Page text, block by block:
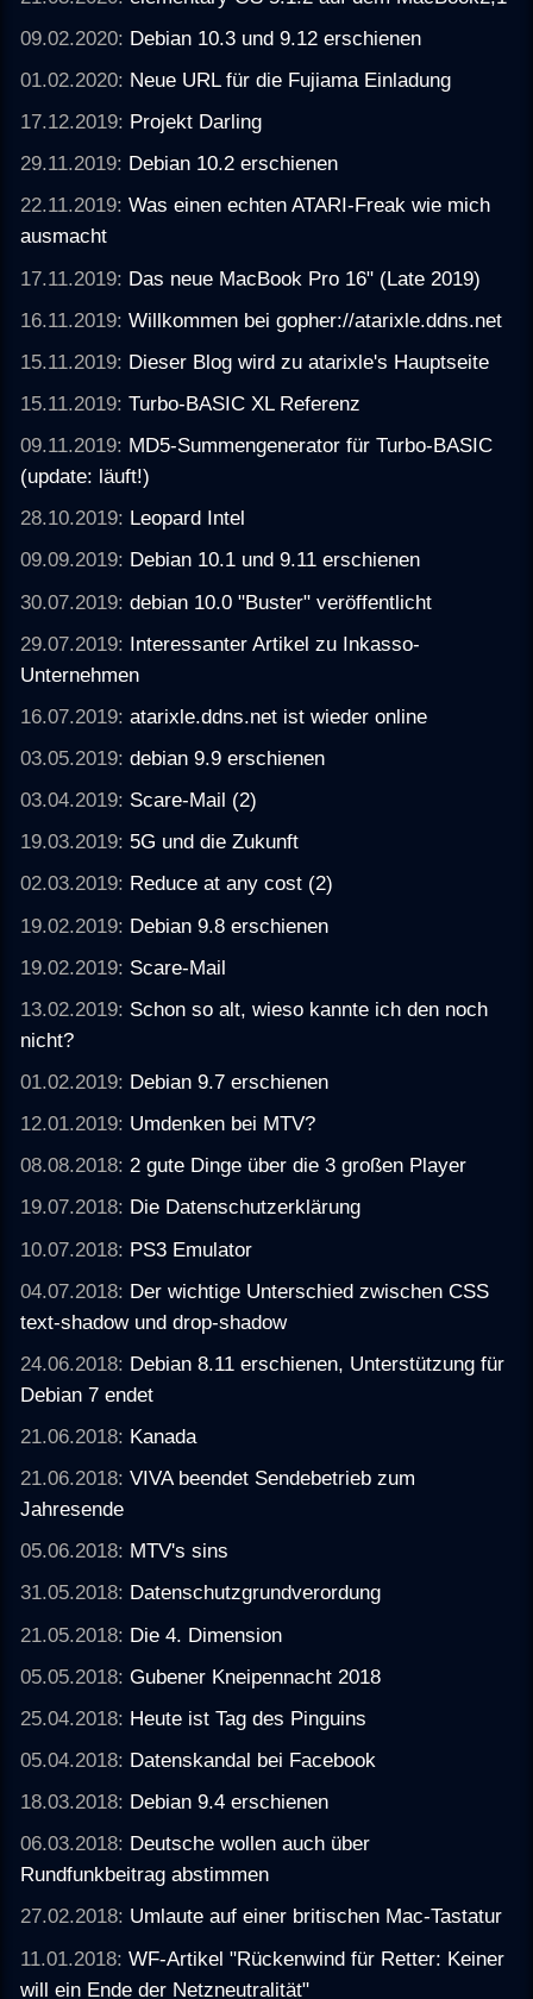
09.02.2020: Debian 10.3 und 9.12 erschienen
01.02.2020: Neue URL für die Fujiama Einladung
17.12.2019: Projekt Darling
29.11.2019: Debian 10.2 erschienen
22.11.2019:Was einen echten ATARI-Freak wie mich
ausmacht
17.11.2019: Das neue MacBook Pro 16" (Late 2019)
16.11.2019:Willkommen bei gopher://atarixle.ddns.net
15.11.2019: Dieser Blog wird zu atarixle's Hauptseite
15.11.2019:Turbo-BASIC XL Referenz
09.11.2019: MD5-Summengenerator für Turbo-BASIC
(update: läuft!)
28.10.2019: Leopard Intel
09.09.2019: Debian 10.1 und 9.11 erschienen
30.07.2019:debian 10.0 "Buster" veröffentlicht
29.07.2019: Interessanter Artikel zu Inkasso-
Unternehmen
16.07.2019:atarixle.ddns.net ist wieder online
03.05.2019:debian 9.9 erschienen
03.04.2019: Scare-Mail (2)
19.03.2019: 5G und die Zukunft
02.03.2019: Reduce at any cost (2)
19.02.2019: Debian 9.8 erschienen
19.02.2019: Scare-Mail
13.02.2019: Schon so alt, wieso kannte ich den noch
nicht?
01.02.2019: Debian 9.7 erschienen
12.01.2019: Umdenken bei MTV?
08.08.2018:2 gute Dinge über die 3 großen Player
19.07.2018: Die Datenschutzerklärung
10.07.2018: PS3 Emulator
04.07.2018: Der wichtige Unterschied zwischen CSS
text-shadow und drop-shadow
24.06.2018: Debian 8.11 erschienen, Unterstützung für
Debian 7 endet
21.06.2018: Kanada
21.06.2018:VIVA beendet Sendebetrieb zum
Jahresende
05.06.2018: MTV's sins
31.05.2018: Datenschutzgrundverordung
21.05.2018: Die 4. Dimension
05.05.2018:Gubener Kneipennacht 2018
25.04.2018: Heute ist Tag des Pinguins
05.04.2018: Datenskandal bei Facebook
18.03.2018: Debian 9.4 erschienen
06.03.2018: Deutsche wollen auch über
Rundfunkbeitrag abstimmen
27.02.2018: Umlaute auf einer britischen Mac-Tastatur
11.01.2018:WF-Artikel "Rückenwind für Retter: Keiner
will ein Ende der Netzneutralität"